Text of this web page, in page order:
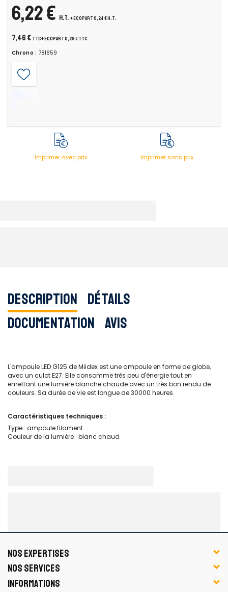
6,22 € H.T. + ecopart 0,24 € H.T.
7,46 € TTC+ ecopart 0,29 € TTC
Chrono : 781659
Imprimer avec prix Imprimer sans prix
Description Détails
Documentation Avis
L'ampoule LED G125 de Miidex est une ampoule en forme de globe,
avec un culot E27. Elle consomme très peu d'énergie tout en
émettant une lumière blanche chaude avec un très bon rendu de
couleurs. Sa durée de vie est longue de 30000 heures.
Caractéristiques techniques :
Type : ampoule filament
Couleur de la lumière : blanc chaud
NOS EXPERTISES
NOS SERVICES
INFORMATIONS